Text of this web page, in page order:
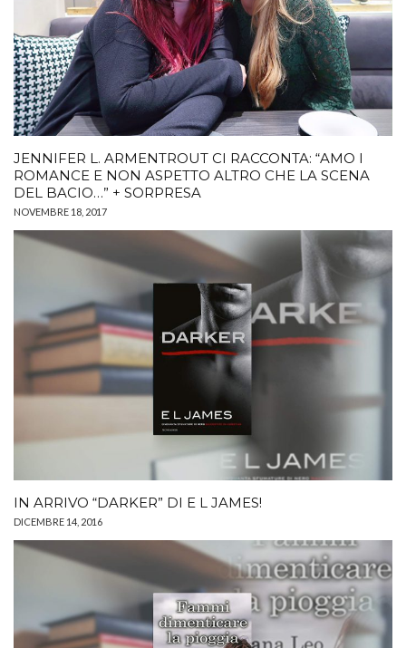
JENNIFER L. ARMENTROUT CI RACCONTA: “AMO I
ROMANCE E NON ASPETTO ALTRO CHE LA SCENA
DEL BACIO…” + SORPRESA
NOVEMBRE 18, 2017
IN ARRIVO “DARKER” DI E L JAMES!
DICEMBRE 14, 2016